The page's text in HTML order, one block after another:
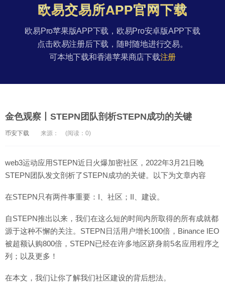
欧易交易所APP官网下载
欧易Pro苹果版APP下载，欧易Pro安卓版APP下载
点击欧易注册后下载，随时随地进行交易。
可本地下载和香港苹果商店下载注册
金色观察丨STEPN团队剖析STEPN成功的关键
币安下载 来源： (阅读：0)
web3运动应用STEPN近日火爆加密社区，2022年3月21日晚
STEPN团队发文剖析了STEPN成功的关键。以下为文章内容
在STEPN只有两件事重要：I、社区；II、建设。
自STEPN推出以来，我们在这么短的时间内所取得的所有成就都
源于这种不懈的关注。STEPN日活用户增长100倍，Binance IEO
被超额认购800倍，STEPN已经在许多地区跻身前5名应用程序之
列；以及更多！
在本文，我们让你了解我们社区建设的背后想法。